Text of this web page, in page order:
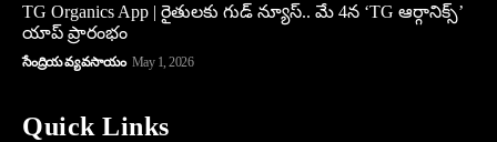
TG Organics App | రైతులకు గుడ్ న్యూస్.. మే 4న ‘TG ఆర్గానిక్స్’
యాప్ ప్రారంభం
సేంద్రియ వ్యవసాయం May 1, 2026
Quick Links